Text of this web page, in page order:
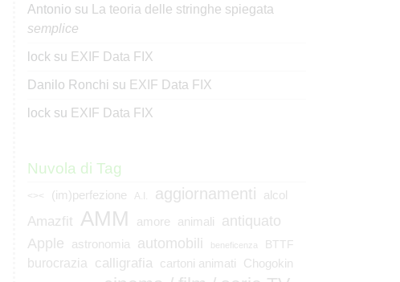
Antonio su
La teoria delle stringhe spiegata
semplice
lock su EXIF Data FIX
Danilo Ronchi su EXIF Data FIX
lock su EXIF Data FIX
Nuvola di Tag
<>< (im)perfezione A.I. aggiornamenti alcol
Amazfit AMM amore animali antiquato
Apple astronomia automobili beneficenza BTTF
burocrazia calligrafia cartoni animati Chogokin